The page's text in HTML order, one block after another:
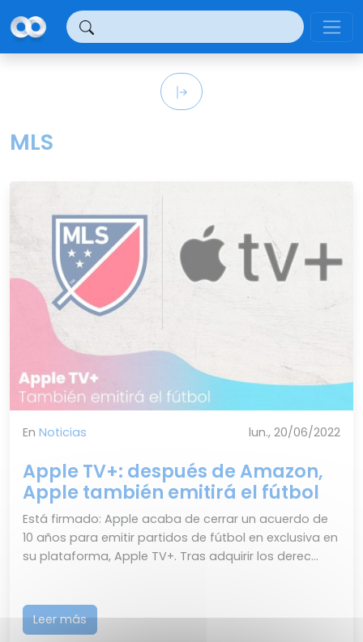
MLS
En Noticias lun., 20/06/2022
Apple TV+: después de Amazon,
Apple también emitirá el fútbol
Está firmado: Apple acaba de cerrar un acuerdo de
10 años para emitir partidos de fútbol en exclusiva en
su plataforma, Apple TV+. Tras adquirir los derec...
Leer más
Panel de gestión de cookies